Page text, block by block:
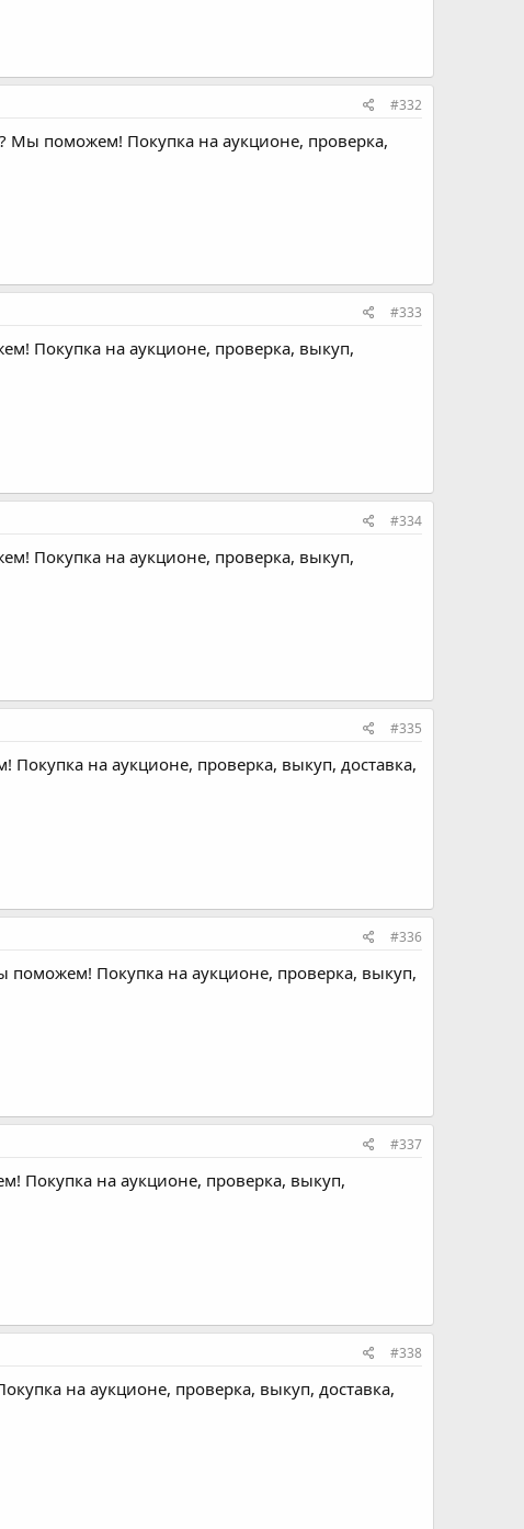
#332
Мы поможем! Покупка на аукционе, проверка,
#333
Покупка на аукционе, проверка, выкуп,
#334
Покупка на аукционе, проверка, выкуп,
#335
на аукционе, проверка, выкуп, доставка,
#336
поможем! Покупка на аукционе, проверка, выкуп,
#337
Покупка на аукционе, проверка, выкуп,
#338
на аукционе, проверка, выкуп, доставка,